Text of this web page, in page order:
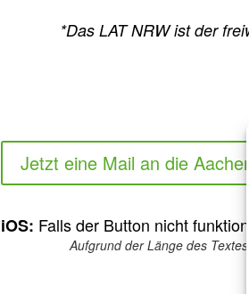
*Das LAT NRW ist der
Jetzt eine Mail an die
iOS: Falls der Button nicht
Aufgrund der Länge des